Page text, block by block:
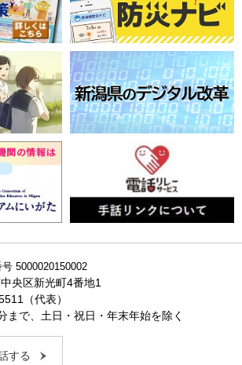
5000020150002
央区新光町4番地1
（代表）
まで、土日・祝日・年末年始を除く
する